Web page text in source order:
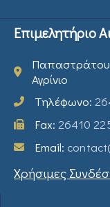
Επιμελητήριο
Παπαστράτου
Αγρίνιο
Τηλέφωνο:
Fax: 26410
Email:
Χρήσιμες